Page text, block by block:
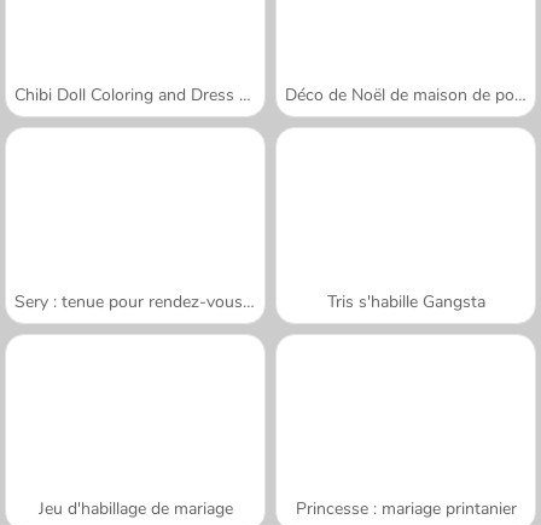
Chibi Doll Coloring and Dress Up Déco de Noël de maison de poupées
Sery : tenue pour rendez-vous galant Tris s'habille Gangsta
Jeu d'habillage de mariage Princesse : mariage printanier